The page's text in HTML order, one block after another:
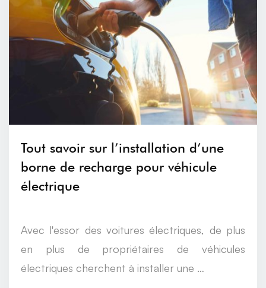
Tout savoir sur l’installation d’une
borne de recharge pour véhicule
électrique
Avec l'essor des voitures électriques, de plus
en plus de propriétaires de véhicules
électriques cherchent à installer une …